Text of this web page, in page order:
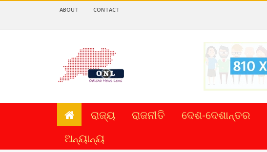
ABOUT CONTACT
ରାଜ୍ୟ ରାଜନୀତି ଦେଶ-ଦେଶାନ୍ତର
ଅନ୍ୟାନ୍ୟ